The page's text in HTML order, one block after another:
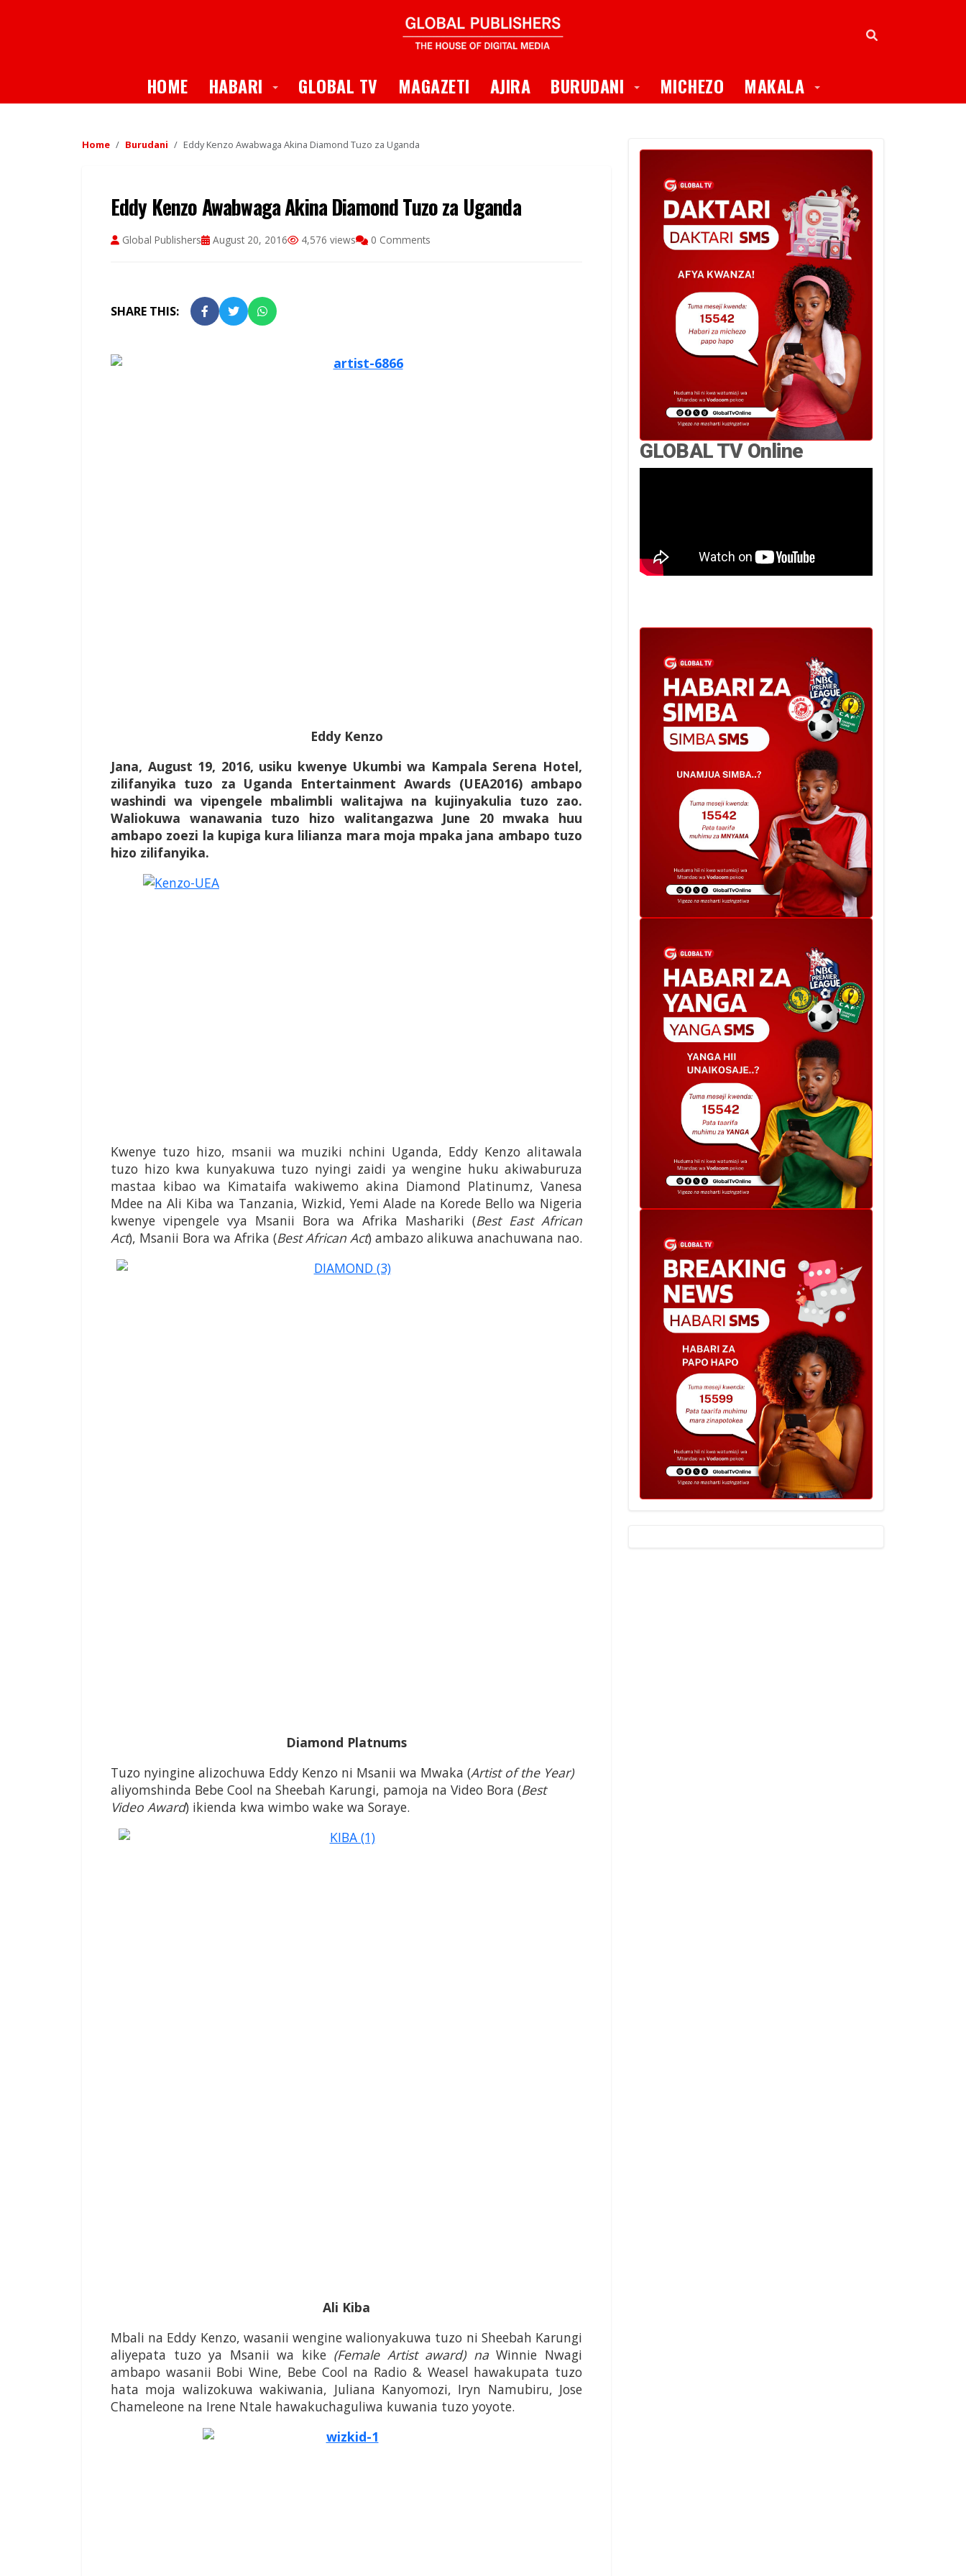
HOME HABARI Toggle Dropdown
GLOBAL TV MAGAZETI AJIRA BURUDANI Toggle Dropdown
MICHEZO MAKALA Toggle Dropdown
Home Burudani Eddy Kenzo Awabwaga Akina Diamond Tuzo za Uganda
Eddy Kenzo Awabwaga Akina Diamond Tuzo za Uganda
Global Publishers August 20, 2016 4,576 views 0 Comments
SHARE THIS:
Eddy Kenzo
Jana, August 19, 2016, usiku kwenye Ukumbi wa Kampala Serena Hotel,
zilifanyika tuzo za Uganda Entertainment Awards (UEA2016) ambapo
washindi wa vipengele mbalimbli walitajwa na kujinyakulia tuzo zao.
Waliokuwa wanawania tuzo hizo walitangazwa June 20 mwaka huu
ambapo zoezi la kupiga kura lilianza mara moja mpaka jana ambapo tuzo
hizo zilifanyika.
Kwenye tuzo hizo, msanii wa muziki nchini Uganda, Eddy Kenzo alitawala
tuzo hizo kwa kunyakuwa tuzo nyingi zaidi ya wengine huku akiwaburuza
mastaa kibao wa Kimataifa wakiwemo akina Diamond Platinumz, Vanesa
Mdee na Ali Kiba wa Tanzania, Wizkid, Yemi Alade na Korede Bello wa Nigeria
kwenye vipengele vya Msanii Bora wa Afrika Mashariki (Best East African
Act), Msanii Bora wa Afrika (Best African Act) ambazo alikuwa anachuwana nao.
Diamond Platnums
Tuzo nyingine alizochuwa Eddy Kenzo ni Msanii wa Mwaka (Artist of the Year)
aliyomshinda Bebe Cool na Sheebah Karungi, pamoja na Video Bora (Best
Video Award) ikienda kwa wimbo wake wa Soraye.
Ali Kiba
Mbali na Eddy Kenzo, wasanii wengine walionyakuwa tuzo ni Sheebah Karungi
aliyepata tuzo ya Msanii wa kike (Female Artist award) naWinnie Nwagi
ambapo wasanii Bobi Wine, Bebe Cool na Radio & Weasel hawakupata tuzo
hata moja walizokuwa wakiwania, Juliana Kanyomozi, Iryn Namubiru, Jose
Chameleone na Irene Ntale hawakuchaguliwa kuwania tuzo yoyote.
GLOBAL TV Online